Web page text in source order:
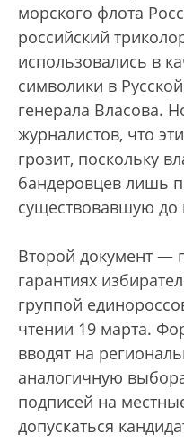
морского флота
российский
использовались в
символики в
генерала Власова.
журналистов, что
грозит, поскольку
бандеровцев лишь
существовавшую до
Второй документ —
гарантиях
группой
чтении 19 марта.
вводят на
аналогичную
подписей на
допускаться